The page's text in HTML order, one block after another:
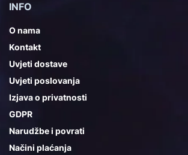
INFO
O nama
Kontakt
Uvjeti dostave
Uvjeti poslovanja
Izjava o privatnosti
GDPR
Narudžbe i povrati
Načini plaćanja